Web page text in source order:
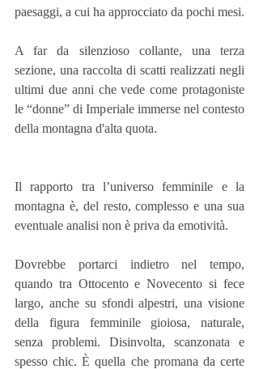
paesaggi, a cui ha approcciato da pochi mesi.
A far da silenzioso collante, una terza
sezione, una raccolta di scatti realizzati negli
ultimi due anni che vede come protagoniste
le “donne” di Imperiale immerse nel contesto
della montagna d'alta quota.
Il rapporto tra l’universo femminile e la
montagna è, del resto, complesso e una sua
eventuale analisi non è priva da emotività.
Dovrebbe portarci indietro nel tempo,
quando tra Ottocento e Novecento si fece
largo, anche su sfondi alpestri, una visione
della figura femminile gioiosa, naturale,
senza problemi. Disinvolta, scanzonata e
spesso chic. È quella che promana da certe